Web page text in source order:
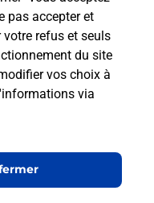
pas accepter et
refus et seuls
du site
vos choix à
via
Poste.